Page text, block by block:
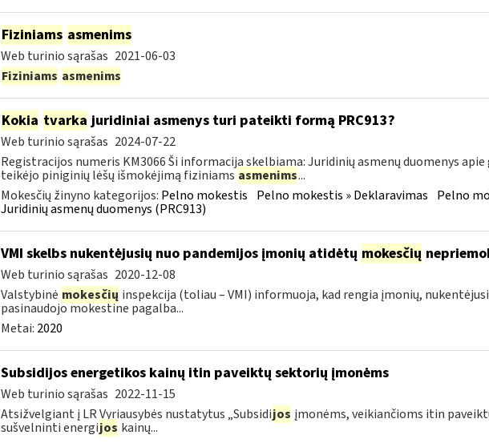
Fiziniams asmenims
Web turinio sąrašas 2021-06-03
Fiziniams asmenims
Kokia tvarka juridiniai asmenys turi pateikti formą PRC913?
Web turinio sąrašas 2024-07-22
Registracijos numeris KM3066 Ši informacija skelbiama: Juridinių asmenų duomenys
teikėjo piniginių lėšų išmokėjimą fiziniams asmenims...
Mokesčių žinyno kategorijos: Pelno mokestis Pelno mokestis » Deklaravimas Pelno
Juridinių asmenų duomenys (PRC913)
VMI skelbs nukentėjusių nuo pandemijos įmonių atidėtų mokesčių
Web turinio sąrašas 2020-12-08
Valstybinė mokesčių inspekcija (toliau – VMI) informuoja, kad rengia įmonių,
pasinaudojo mokestine pagalba...
Metai: 2020
Subsidijos energetikos kainų itin paveiktų sektorių įmonėms
Web turinio sąrašas 2022-11-15
Atsižvelgiant į LR Vyriausybės nustatytus „Subsidijos įmonėms, veikiančioms itin
sušvelninti energijos kainų...